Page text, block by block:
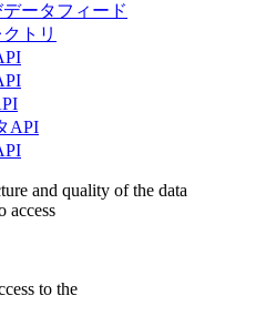
ータフィード
トリ
API
and quality of the data
access
to the